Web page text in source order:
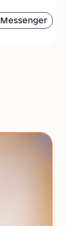
Messenger